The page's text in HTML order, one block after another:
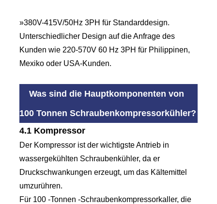
»380V-415V/50Hz 3PH für Standarddesign.
Unterschiedlicher Design auf die Anfrage des
Kunden wie 220-570V 60 Hz 3PH für Philippinen,
Mexiko oder USA-Kunden.
Was sind die Hauptkomponenten von
100 Tonnen Schraubenkompressorkühler?
4.1 Kompressor
Der Kompressor ist der wichtigste Antrieb in
wassergekühlten Schraubenkühler, da er
Druckschwankungen erzeugt, um das Kältemittel
umzurühren.
Für 100 -Tonnen -Schraubenkompressorkaller, die